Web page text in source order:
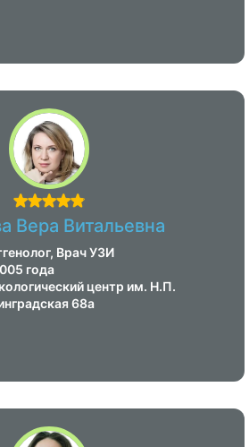
Вера Витальевна
Врач УЗИ
года
центр им. Н.П.
68а